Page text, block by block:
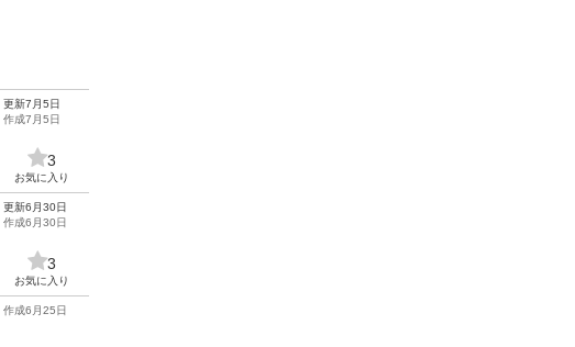
更新7月5日
作成7月5日
3
お気に入り
更新6月30日
作成6月30日
3
お気に入り
作成6月25日